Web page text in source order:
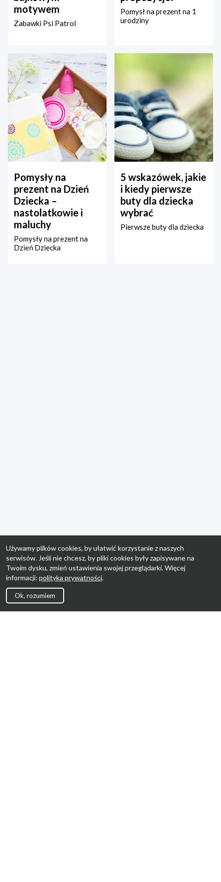
motywem
Zabawki Psi Patrol
Pomysł na prezent na 1
urodziny
Pomysły na
prezent na Dzień
Dziecka –
nastolatkowie i
maluchy
Pomysły na prezent na
Dzień Dziecka
5 wskazówek, jakie
i kiedy pierwsze
buty dla dziecka
wybrać
Pierwsze buty dla dziecka
Używamy plików cookies, by ułatwić korzystanie z naszych
serwisów. Jeśli nie chcesz, by pliki cookies były zapisywane na
Twoim dysku, zmień ustawienia swojej przeglądarki. Więcej
informacji: polityka prywatności.
Ok, rozumiem